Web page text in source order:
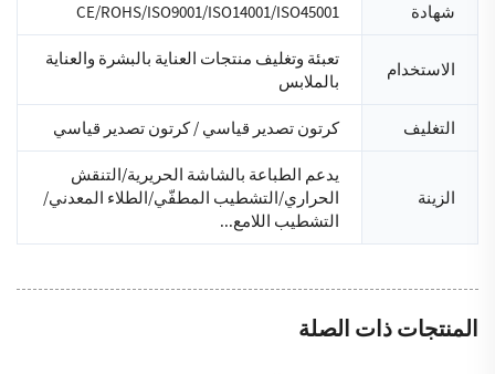
شهادة CE/ROHS/ISO9001/ISO14001/ISO45001
الاستخدام
تعبئة وتغليف منتجات العناية بالبشرة والعناية
بالملابس
التغليف كرتون تصدير قياسي / كرتون تصدير قياسي
الزينة
يدعم الطباعة بالشاشة الحريرية/التنقش
الحراري/التشطيب المطفّي/الطلاء المعدني/
التشطيب اللامع...
المنتجات ذات الصلة